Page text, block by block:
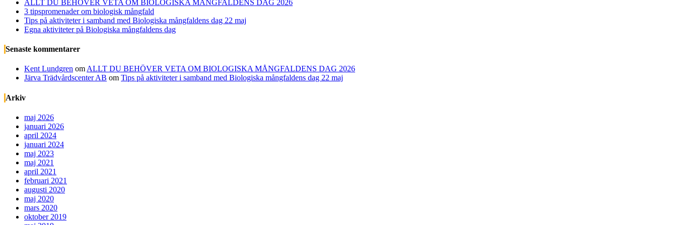
ALLT DU BEHÖVER VETA OM BIOLOGISKA MÅNGFALDENS DAG 2026
3 tipspromenader om biologisk mångfald
Tips på aktiviteter i samband med Biologiska mångfaldens dag 22 maj
Egna aktiviteter på Biologiska mångfaldens dag
Senaste kommentarer
Kent Lundgren om ALLT DU BEHÖVER VETA OM BIOLOGISKA MÅNGFALDENS DAG 2026
Järva Trädvårdscenter AB om Tips på aktiviteter i samband med Biologiska mångfaldens dag 22 maj
Arkiv
maj 2026
januari 2026
april 2024
januari 2024
maj 2023
maj 2021
april 2021
februari 2021
augusti 2020
maj 2020
mars 2020
oktober 2019